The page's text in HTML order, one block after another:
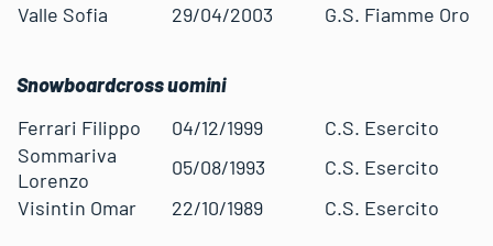
Valle Sofia
29/04/2003 G.S. Fiamme Oro
Snowboardcross uomini
Ferrari Filippo
04/12/1999
C.S. Esercito
Sommariva
Lorenzo
05/08/1993
C.S. Esercito
Visintin Omar
22/10/1989 C.S. Esercito